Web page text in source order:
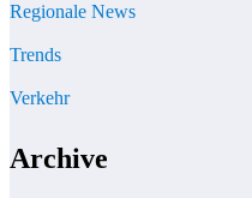
Regionale News
Trends
Verkehr
Archive